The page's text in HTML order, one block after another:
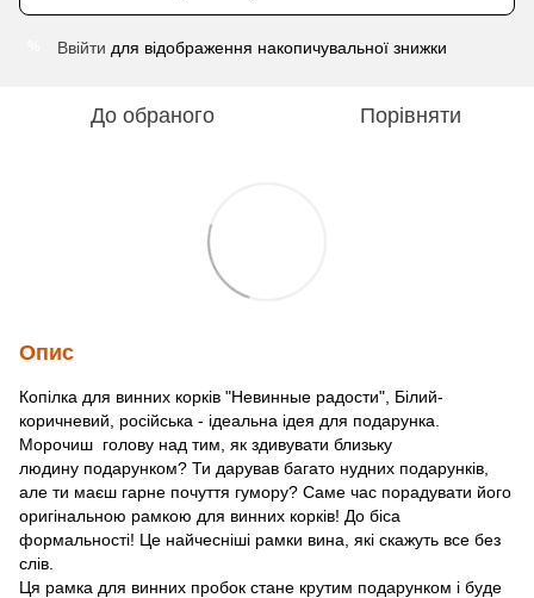
Ввійти для відображення накопичувальної знижки
До обраного Порівняти
Опис
Копілка для винних корків "Невинные радости", Білий-
коричневий, російська - ідеальна ідея для подарунка.
Морочиш голову над тим, як здивувати близьку
людину подарунком? Ти дарував багато нудних подарунків,
але ти маєш гарне почуття гумору? Саме час порадувати його
оригінальною рамкою для винних корків! До біса
формальності! Це найчесніші рамки вина, які скажуть все без
слів.
Ця рамка для винних пробок стане крутим подарунком і буде